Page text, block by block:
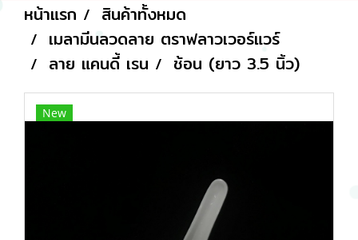
หน้าแรก
สินค้าทั้งหมด
เมลามีนลวดลาย ตราฟลาวเวอร์แวร์
ลาย แคนดี้ เรน
ช้อน (ยาว 3.5 นิ้ว)
New